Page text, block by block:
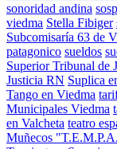
sonoridad andina
viedma Stella Fibiger
Subcomisaría 63 de
patagonico sueldos
Superior Tribunal de
Justicia RN Suplica
Tango en Viedma
Municipales Viedma
en Valcheta teatro
Muñecos